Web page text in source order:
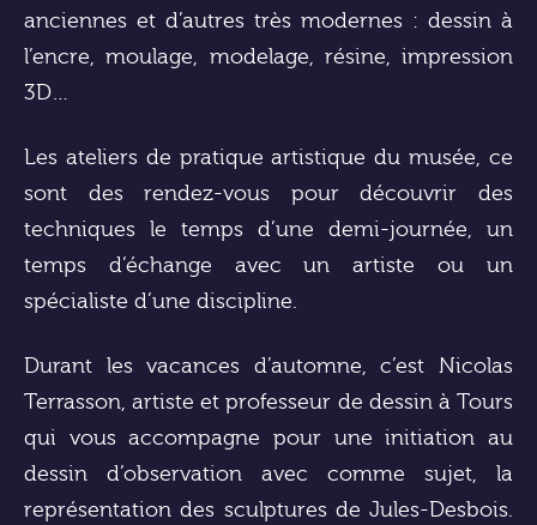
anciennes et d’autres très modernes : dessin à
l’encre, moulage, modelage, résine, impression
3D…
Les ateliers de pratique artistique du musée, ce
sont des rendez-vous pour découvrir des
techniques le temps d’une demi-journée, un
temps d’échange avec un artiste ou un
spécialiste d’une discipline.
Durant les vacances d’automne, c’est Nicolas
Terrasson, artiste et professeur de dessin à Tours
qui vous accompagne pour une initiation au
dessin d’observation avec comme sujet, la
représentation des sculptures de Jules-Desbois.